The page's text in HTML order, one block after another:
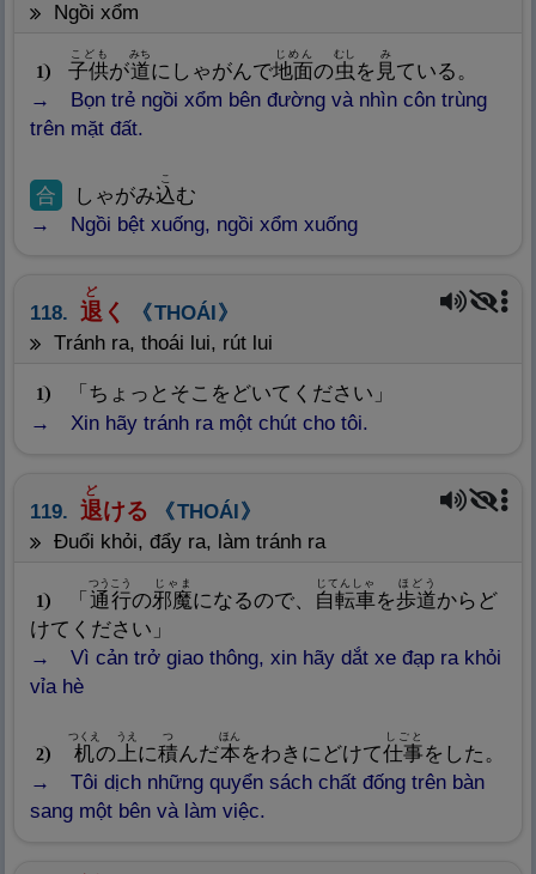
ngồi xổm
1 子供
Nghĩa: Tùy tùng, hầu hạ, dâng
こども
が道
みち
にしゃがんで地面
じめん
の虫
むし
を 見
み
ている。
Bọn trẻ ngồi xổm bên đường và nhìn côn trùng
trên mặt đất.
合 しゃがみ込
こ
む
Ngồi bệt xuống, ngồi xổm xuống
118. 退
ど
く
THOÁI
tránh ra, thoái lui, rút lui
1
「ちょっとそこをどいてください」
Xin hãy tránh ra một chút cho tôi.
119. 退
ど
ける
THOÁI
đuổi khỏi, đẩy ra, làm tránh ra
1 「 通
Nghĩa: Thông suốt, thông qua,
行
つうこう
の邪
Nghĩa: Không ngay thẳng, bất
魔
じゃま
になるので、 自転車
じてんしゃ
を歩道
ほどう
からど
けてください」
Vì cản trở giao thông, xin hãy dắt xe đạp ra khỏi
vỉa hè
2 机
つくえ
の上
Nghĩa: Trên, phía trên, đưa lên,
うえ
に積
つ
んだ本
Nghĩa: Gốc, rễ, cội nguồn của
ほん
をわきにどけて仕事
しごと
をした。
Tôi dịch những quyển sách chất đống trên bàn
sang một bên và làm việc.